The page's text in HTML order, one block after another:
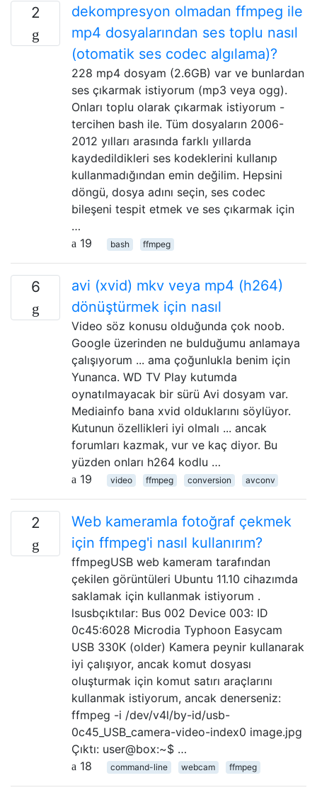
2
dekompresyon olmadan ffmpeg ile
mp4 dosyalarından ses toplu nasıl
(otomatik ses codec algılama)?
228 mp4 dosyam (2.6GB) var ve bunlardan
ses çıkarmak istiyorum (mp3 veya ogg).
Onları toplu olarak çıkarmak istiyorum -
tercihen bash ile. Tüm dosyaların 2006-
2012 yılları arasında farklı yıllarda
kaydedildikleri ses kodeklerini kullanıp
kullanmadığından emin değilim. Hepsini
döngü, dosya adını seçin, ses codec
bileşeni tespit etmek ve ses çıkarmak için
…
19
bash ffmpeg
6
avi (xvid) mkv veya mp4 (h264)
dönüştürmek için nasıl
Video söz konusu olduğunda çok noob.
Google üzerinden ne bulduğumu anlamaya
çalışıyorum ... ama çoğunlukla benim için
Yunanca. WD TV Play kutumda
oynatılmayacak bir sürü Avi dosyam var.
Mediainfo bana xvid olduklarını söylüyor.
Kutunun özellikleri iyi olmalı ... ancak
forumları kazmak, vur ve kaç diyor. Bu
yüzden onları h264 kodlu …
19
video ffmpeg conversion avconv
2
Web kameramla fotoğraf çekmek
için ffmpeg'i nasıl kullanırım?
ffmpegUSB web kameram tarafından
çekilen görüntüleri Ubuntu 11.10 cihazımda
saklamak için kullanmak istiyorum .
lsusbçıktılar: Bus 002 Device 003: ID
0c45:6028 Microdia Typhoon Easycam
USB 330K (older) Kamera peynir kullanarak
iyi çalışıyor, ancak komut dosyası
oluşturmak için komut satırı araçlarını
kullanmak istiyorum, ancak denerseniz:
ffmpeg -i /dev/v4l/by-id/usb-
0c45_USB_camera-video-index0 image.jpg
Çıktı: user@box:~$ …
18
command-line webcam ffmpeg